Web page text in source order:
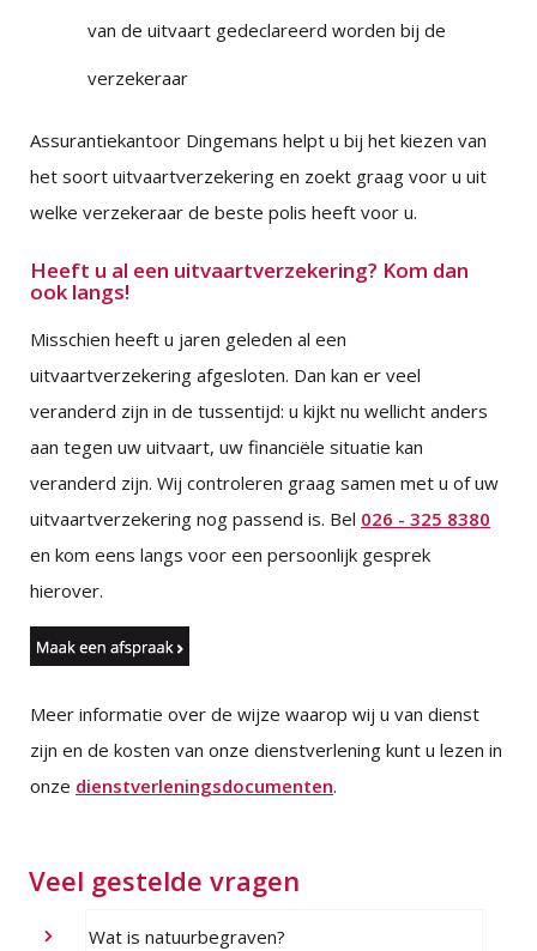
van de uitvaart gedeclareerd worden bij de
verzekeraar
Assurantiekantoor Dingemans helpt u bij het kiezen van
het soort uitvaartverzekering en zoekt graag voor u uit
welke verzekeraar de beste polis heeft voor u.
Heeft u al een uitvaartverzekering? Kom dan
ook langs!
Misschien heeft u jaren geleden al een
uitvaartverzekering afgesloten. Dan kan er veel
veranderd zijn in de tussentijd: u kijkt nu wellicht anders
aan tegen uw uitvaart, uw financiële situatie kan
veranderd zijn. Wij controleren graag samen met u of uw
uitvaartverzekering nog passend is. Bel 026 - 325 8380
en kom eens langs voor een persoonlijk gesprek
hierover.
Meer informatie over de wijze waarop wij u van dienst
zijn en de kosten van onze dienstverlening kunt u lezen in
onze dienstverleningsdocumenten.
Veel gestelde vragen
Wat is natuurbegraven?